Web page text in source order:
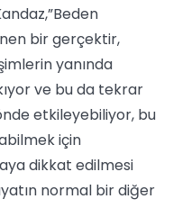
bir gerçektir,
yanında
ve bu da tekrar
etkileyebiliyor, bu
için
dikkat edilmesi
normal bir diğer